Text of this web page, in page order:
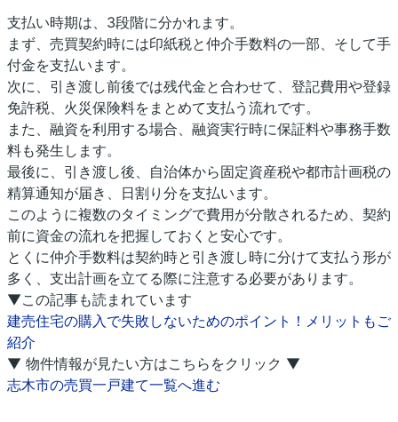
支払い時期は、3段階に分かれます。
まず、売買契約時には印紙税と仲介手数料の一部、そして手
付金を支払います。
次に、引き渡し前後では残代金と合わせて、登記費用や登録
免許税、火災保険料をまとめて支払う流れです。
また、融資を利用する場合、融資実行時に保証料や事務手数
料も発生します。
最後に、引き渡し後、自治体から固定資産税や都市計画税の
精算通知が届き、日割り分を支払います。
このように複数のタイミングで費用が分散されるため、契約
前に資金の流れを把握しておくと安心です。
とくに仲介手数料は契約時と引き渡し時に分けて支払う形が
多く、支出計画を立てる際に注意する必要があります。
▼この記事も読まれています
建売住宅の購入で失敗しないためのポイント！メリットもご
紹介
▼ 物件情報が見たい方はこちらをクリック ▼
志木市の売買一戸建て一覧へ進む